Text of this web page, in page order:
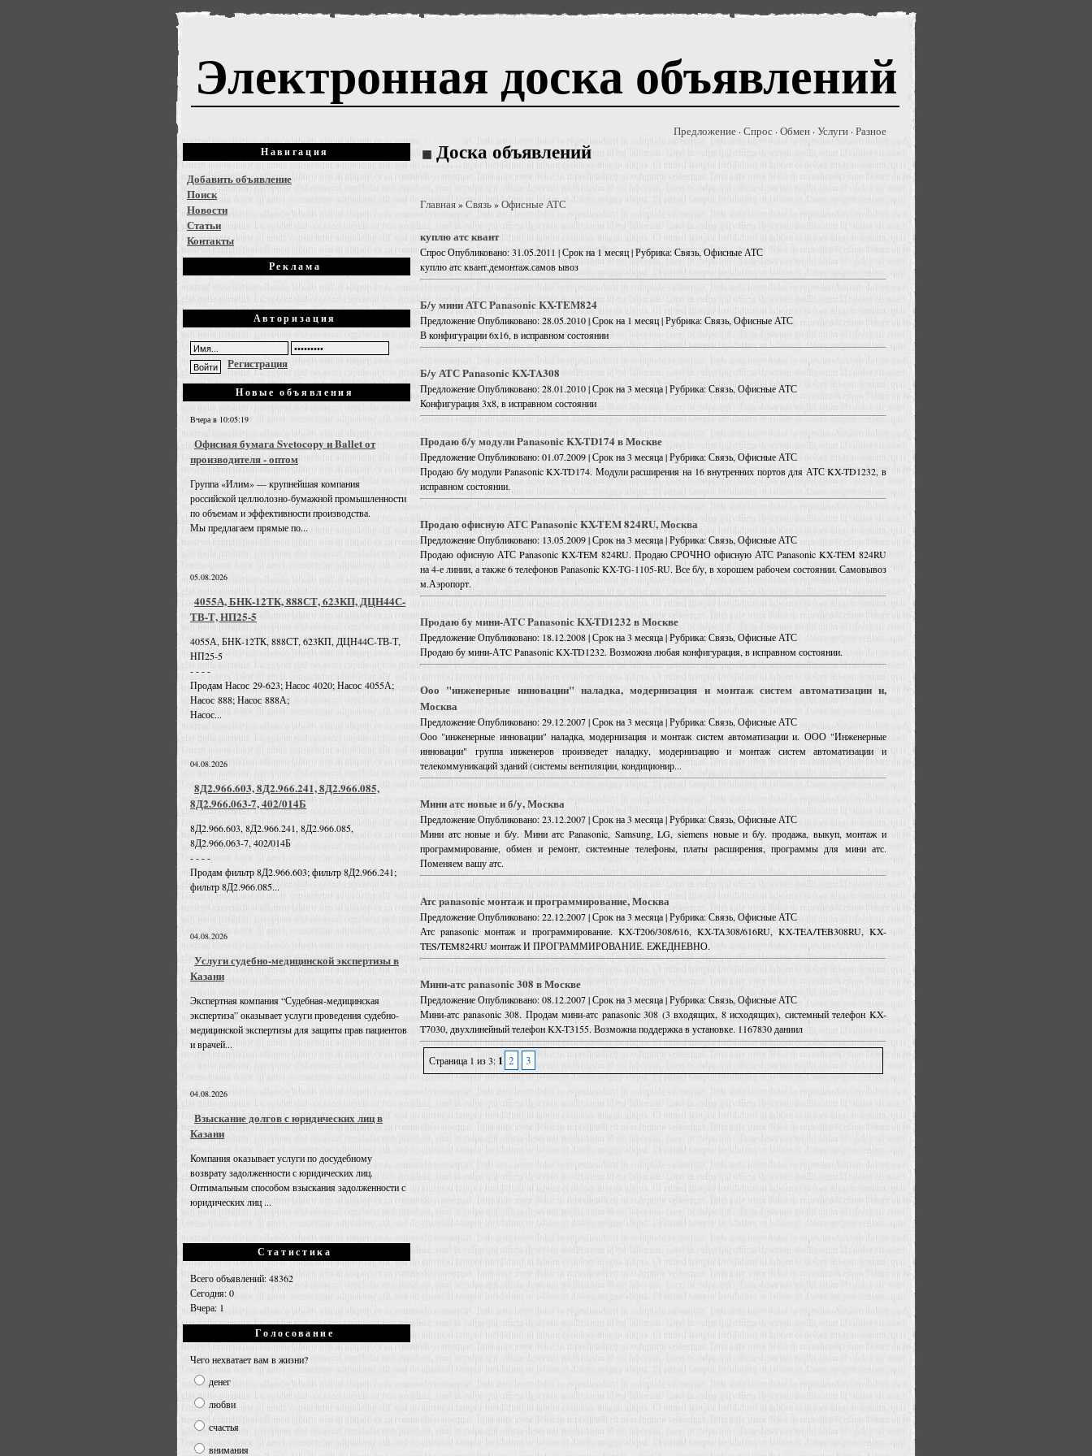
Электронная доска объявлений
Навигация
Добавить объявление
Поиск
Новости
Статьи
Контакты
Реклама
Авторизация
Регистрация
Новые объявления
Вчера в 10:05:19
Офисная бумага Svetocopy и Ballet от
производителя - оптом
Группа «Илим» — крупнейшая компания
российской целлюлозно-бумажной промышленности
по объемам и эффективности производства.
Мы предлагаем прямые по...
05.08.2026
4055А, БНК-12ТК, 888СТ, 623КП, ДЦН44С-
ТВ-Т, НП25-5
4055А, БНК-12ТК, 888СТ, 623КП, ДЦН44С-ТВ-Т,
НП25-5
- - - -
Продам Насос 29-623; Насос 4020; Насос 4055А;
Насос 888; Насос 888А;
Насос...
04.08.2026
8Д2.966.603, 8Д2.966.241, 8Д2.966.085,
8Д2.966.063-7, 402/014Б
8Д2.966.603, 8Д2.966.241, 8Д2.966.085,
8Д2.966.063-7, 402/014Б
- - - -
Продам фильтр 8Д2.966.603; фильтр 8Д2.966.241;
фильтр 8Д2.966.085...
04.08.2026
Услуги судебно-медицинской экспертизы в
Казани
Экспертная компания “Судебная-медицинская
экспертиза” оказывает услуги проведения судебно-
медицинской экспертизы для защиты прав пациентов
и врачей...
04.08.2026
Взыскание долгов с юридических лиц в
Казани
Компания оказывает услуги по досудебному
возврату задолженности с юридических лиц.
Оптимальным способом взыскания задолженности с
юридических лиц ...
Статистика
Всего объявлений: 48362
Сегодня: 0
Вчера: 1
Голосование
Чего нехватает вам в жизни?
денег
любви
счастья
внимания
Доска объявлений
Предложение · Спрос · Обмен · Услуги · Разное
Главная»Связь»Офисные АТС
куплю атс квант
СпросОпубликовано: 31.05.2011 | Срок на 1 месяц | Рубрика: Связь, Офисные АТС
куплю атс квант.демонтаж.самов ывоз
Б/у мини АТС Panasonic KX-TEM824
ПредложениеОпубликовано: 28.05.2010 | Срок на 1 месяц | Рубрика: Связь, Офисные АТС
В конфигурации 6х16, в исправном состоянии
Б/у АТС Panasonic KX-TA308
ПредложениеОпубликовано: 28.01.2010 | Срок на 3 месяца | Рубрика: Связь, Офисные АТС
Конфигурация 3х8, в исправном состоянии
Продаю б/у модули Panasonic KX-TD174 в Москве
ПредложениеОпубликовано: 01.07.2009 | Срок на 3 месяца | Рубрика: Связь, Офисные АТС
Продаю б/у модули Panasonic KX-TD174. Модули расширения на 16 внутренних портов для АТС KX-TD1232, в
исправном состоянии.
Продаю офисную АТС Panasonic KX-TEM 824RU, Москва
ПредложениеОпубликовано: 13.05.2009 | Срок на 3 месяца | Рубрика: Связь, Офисные АТС
Продаю офисную АТС Panasonic KX-TEM 824RU. Продаю СРОЧНО офисную АТС Panasonic KX-TEM 824RU
на 4-е линии, а также 6 телефонов Panasonic KX-TG-1105-RU. Все б/у, в хорошем рабочем состоянии. Самовывоз
м.Аэропорт.
Пpoдаю бу мини-АTC Panasoniс KX-TD1232 в Москве
ПредложениеОпубликовано: 18.12.2008 | Срок на 3 месяца | Рубрика: Связь, Офисные АТС
Пpoдаю бу мини-АTC Panasoniс KX-TD1232. Возможна любая конфигурация, в исправном состоянии.
Ооо "инженерные инновации" наладка, модернизация и монтаж систем автоматизации и,
Москва
ПредложениеОпубликовано: 29.12.2007 | Срок на 3 месяца | Рубрика: Связь, Офисные АТС
Ооо "инженерные инновации" наладка, модернизация и монтаж систем автоматизации и. ООО "Инженерные
инновации" группа инженеров произведет наладку, модернизацию и монтаж систем автоматизации и
телекоммуникаций зданий (системы вентиляции, кондиционир...
Мини атс новые и б/у, Москва
ПредложениеОпубликовано: 23.12.2007 | Срок на 3 месяца | Рубрика: Связь, Офисные АТС
Мини атс новые и б/у. Мини атс Panasonic, Samsung, LG, siemens новые и б/у. продажа, выкуп, монтаж и
программирование, обмен и ремонт, системные телефоны, платы расширения, программы для мини атс.
Поменяем вашу атс.
Атс panasonic монтаж и программирование, Москва
ПредложениеОпубликовано: 22.12.2007 | Срок на 3 месяца | Рубрика: Связь, Офисные АТС
Атс panasonic монтаж и программирование. KX-T206/308/616, KX-TA308/616RU, KX-TEA/TEB308RU, KX-
TES/TEM824RU монтаж И ПРОГРАММИРОВАНИЕ. ЕЖЕДНЕВНО.
Мини-атс panasonic 308 в Москве
ПредложениеОпубликовано: 08.12.2007 | Срок на 3 месяца | Рубрика: Связь, Офисные АТС
Мини-атс panasonic 308. Продам мини-атс panasonic 308 (3 входящих, 8 исходящих), системный телефон KX-
T7030, двухлинейный телефон KX-T3155. Возможна поддержка в установке. 1167830 даниил
Страница 1 из 3: 1 2 3